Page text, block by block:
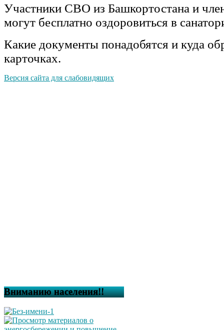
Участники СВО из Башкортостана и
могут бесплатно оздоровиться в
Какие документы понадобятся и куда
карточках.
Версия сайта для слабовидящих
Вниманию населения!!